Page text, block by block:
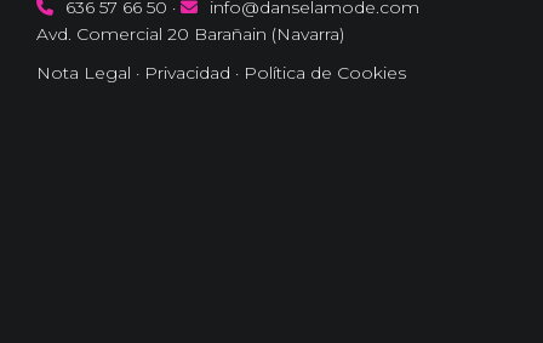
636 57 66 50 ·
info@danselamode.com
Avd. Comercial 20 Barañain (Navarra)
Nota Legal · Privacidad · Política de Cookies